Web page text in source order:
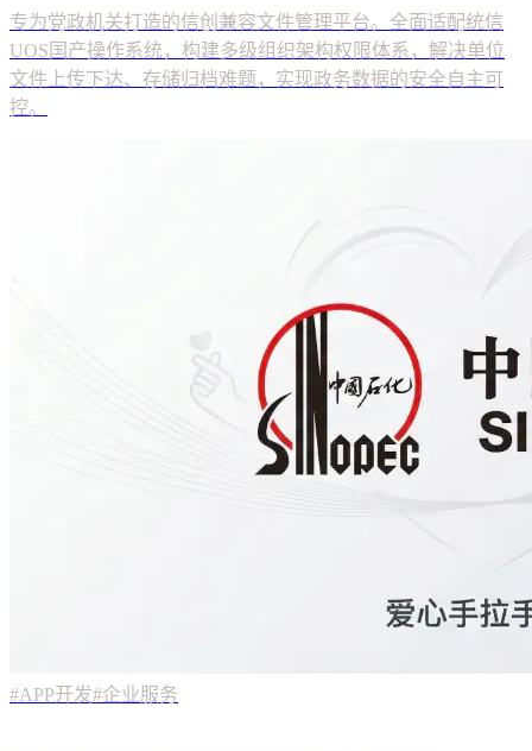
#APP开发#企业服务